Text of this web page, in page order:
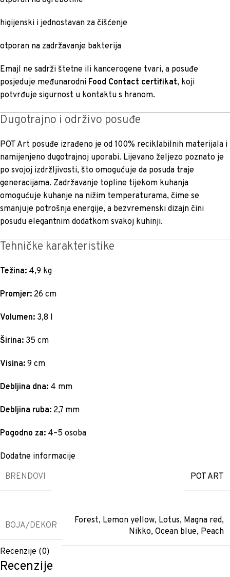
higijenski i jednostavan za čišćenje
otporan na zadržavanje bakterija
Emajl ne sadrži štetne ili kancerogene tvari, a posuđe
posjeduje međunarodni Food Contact certifikat, koji
potvrđuje sigurnost u kontaktu s hranom.
Dugotrajno i održivo posuđe
POT Art posuđe izrađeno je od 100% reciklabilnih materijala i
namijenjeno dugotrajnoj uporabi. Lijevano željezo poznato je
po svojoj izdržljivosti, što omogućuje da posuda traje
generacijama. Zadržavanje topline tijekom kuhanja
omogućuje kuhanje na nižim temperaturama, čime se
smanjuje potrošnja energije, a bezvremenski dizajn čini
posudu elegantnim dodatkom svakoj kuhinji.
Tehničke karakteristike
Težina: 4,9 kg
Promjer: 26 cm
Volumen: 3,8 l
Širina: 35 cm
Visina: 9 cm
Debljina dna: 4 mm
Debljina ruba: 2,7 mm
Pogodno za: 4–5 osoba
Dodatne informacije
BRENDOVI
POT ART
BOJA/DEKOR
Forest, Lemon yellow, Lotus, Magna red,
Nikko, Ocean blue, Peach
Recenzije (0)
Recenzije